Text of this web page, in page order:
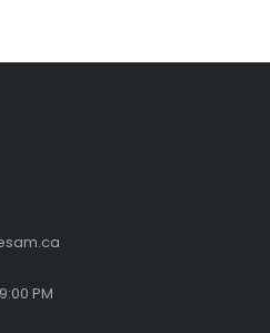
PM